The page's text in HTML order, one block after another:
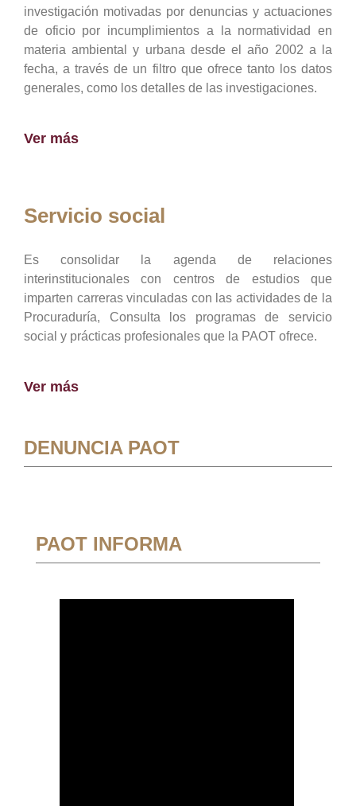
investigación motivadas por denuncias y actuaciones
de oficio por incumplimientos a la normatividad en
materia ambiental y urbana desde el año 2002 a la
fecha, a través de un filtro que ofrece tanto los datos
generales, como los detalles de las investigaciones.
Ver más
Servicio social
Es consolidar la agenda de relaciones
interinstitucionales con centros de estudios que
imparten carreras vinculadas con las actividades de la
Procuraduría, Consulta los programas de servicio
social y prácticas profesionales que la PAOT ofrece.
Ver más
DENUNCIA PAOT
PAOT INFORMA